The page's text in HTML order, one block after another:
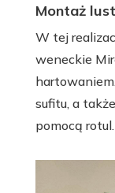
Montaż
W tej
weneckie
sufitu, a
pomocą rotul.